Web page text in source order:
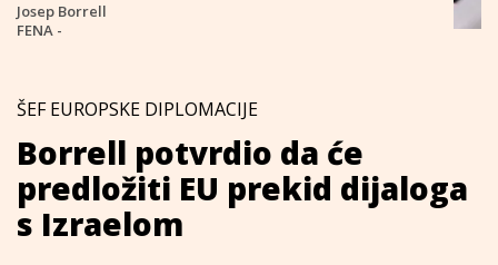
Josep Borrell
FENA -
ŠEF EUROPSKE DIPLOMACIJE
Borrell potvrdio da će
predložiti EU prekid dijaloga
s Izraelom